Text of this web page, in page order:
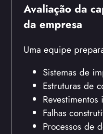
Avaliação da
da empresa
Uma equipe
Sistemas de
Estruturas de
Falhas
Processos de